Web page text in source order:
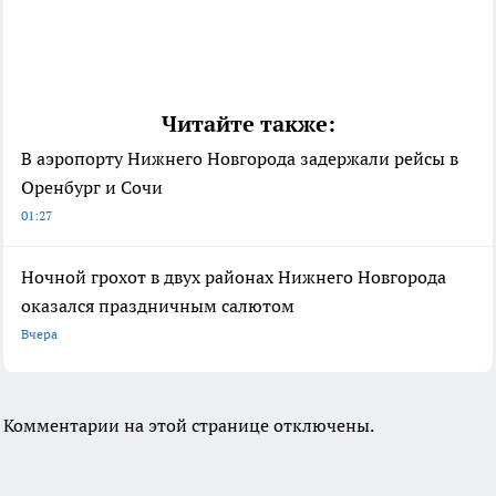
Читайте также:
В аэропорту Нижнего Новгорода задержали рейсы в
Оренбург и Сочи
01:27
Ночной грохот в двух районах Нижнего Новгорода
оказался праздничным салютом
Вчера
Комментарии на этой странице отключены.